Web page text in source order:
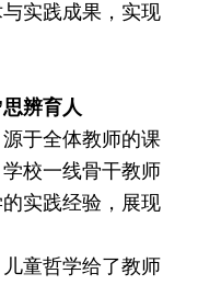
实践成果，实现
辨育人
于全体教师的课
校一线骨干教师
实践经验，展现
童哲学给了教师